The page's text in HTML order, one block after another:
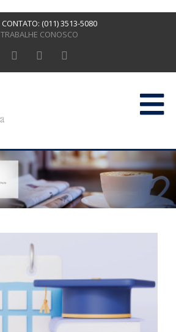
CONTATO: (011) 3513-5080
TRABALHE CONOSCO